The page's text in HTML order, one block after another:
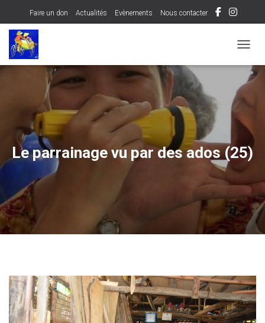
Faire un don Actualités Evènements Nous contacter
Le parrainage vu par des ados (25)